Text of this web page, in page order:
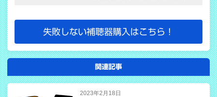
失敗しない補聴器購入はこちら！
関連記事
2023年2月18日